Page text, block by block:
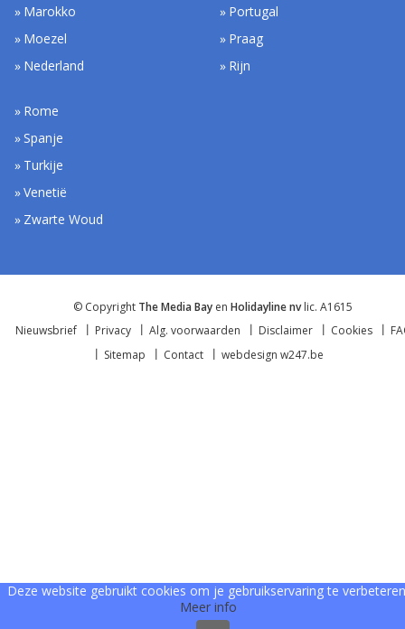
Marokko
Moezel
Nederland
Portugal
Praag
Rijn
Rome
Spanje
Turkije
Venetië
Zwarte Woud
© Copyright The Media Bay en Holidayline nvlic. A1615
Nieuwsbrief
Privacy Alg. voorwaarden Disclaimer Cookies
Sitemap
Contact webdesign w247.be
Deze website gebruikt cookies om je gebruikservaring te
Meer info